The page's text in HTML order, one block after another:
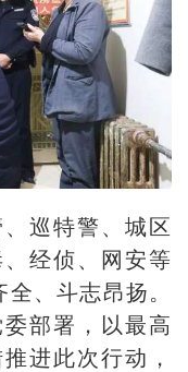
巡特警、城区
经侦、网安等
、斗志昂扬。
部署，以最高
进此次行动，